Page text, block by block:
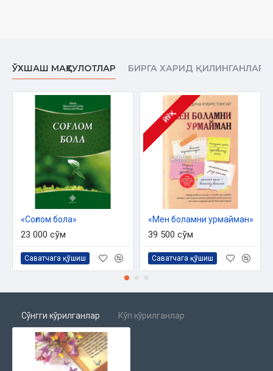
ЎХШАШ МАҲСУЛОТЛАР БИРГА ХАРИД ҚИЛИНГАНЛАР
«Соғлом бола»
23 000 сўм
Саватчага қўшиш
ЙЎҚ
«Мен боламни урмайман»
39 500 сўм
Саватчага қўшиш
Сўнгги кўрилганлар Кўп кўрилганлар